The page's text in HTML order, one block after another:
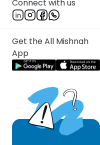
Connect with us
Get the All Mishnah
App
ואלו מהלכות
קורין לאור הנר דתנן במתניתין
בעליית חנניה בן חזקיה
נראים כסותרים ד"ת, כגון כל
הכהנים כהנים הוא דלא